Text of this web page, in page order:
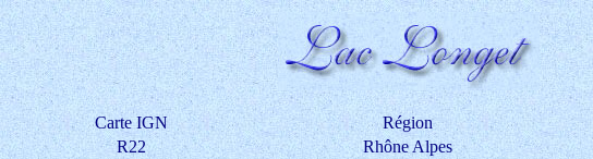
Carte IGN Région
R22
Rhône Alpes